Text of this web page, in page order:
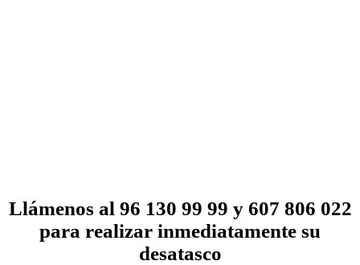
Llámenos al 96 130 99 99 y 607 806 022
para realizar inmediatamente su
desatasco